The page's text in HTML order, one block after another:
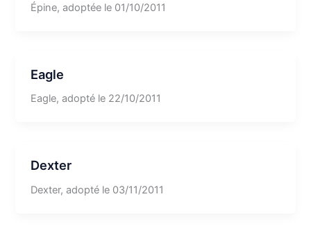
Épine, adoptée le 01/10/2011
Eagle
Eagle, adopté le 22/10/2011
Dexter
Dexter, adopté le 03/11/2011